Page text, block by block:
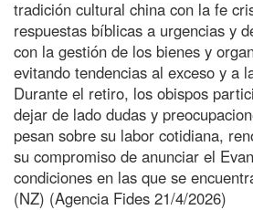
tradición cultural china con la fe
respuestas bíblicas a urgencias y
con la gestión de los bienes y
evitando tendencias al exceso y a
Durante el retiro, los obispos
dejar de lado dudas y
pesan sobre su labor cotidiana,
su compromiso de anunciar el
condiciones en las que se
(NZ) (Agencia Fides 21/4/2026)